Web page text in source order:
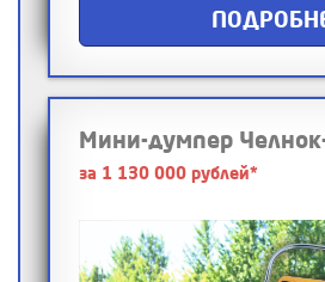
Мини-думпер
за 1 130 000 рублей*